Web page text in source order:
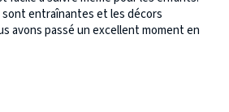
sont entraînantes et les décors
avons passé un excellent moment en